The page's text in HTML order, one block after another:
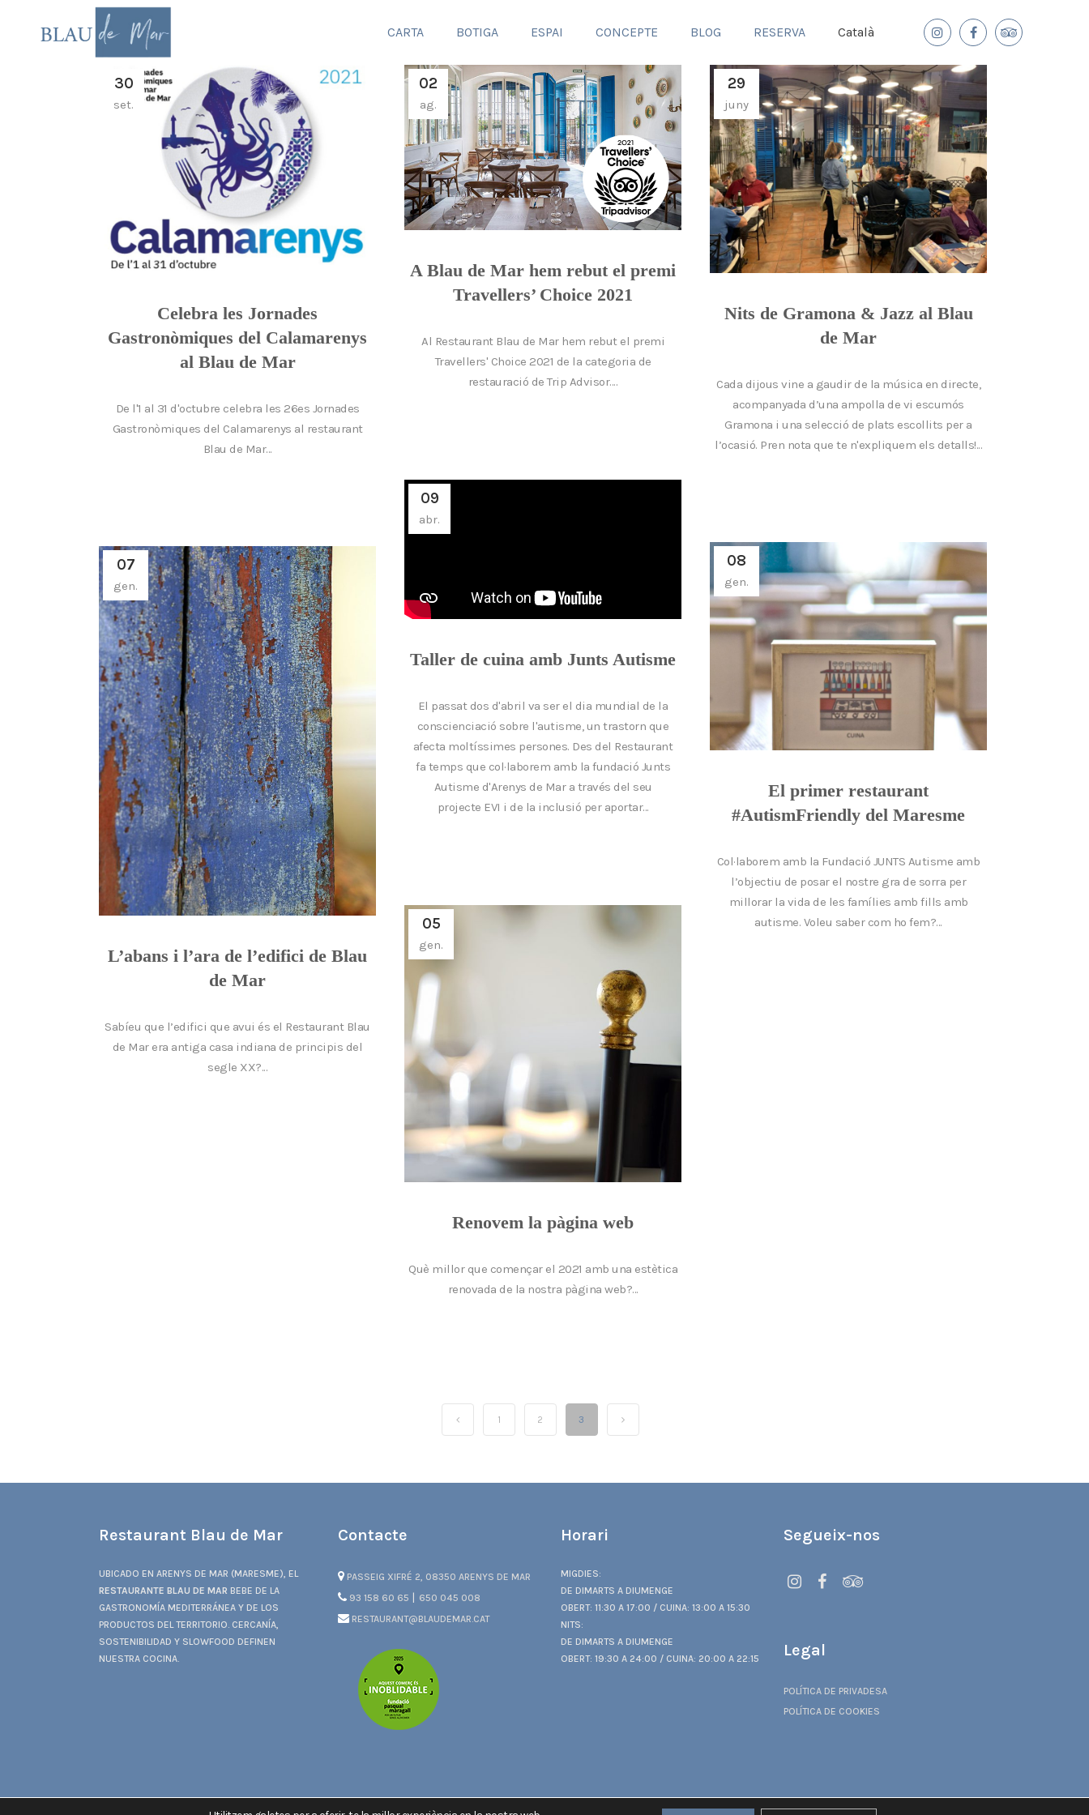
CARTA BOTIGA ESPAI CONCEPTE BLOG RESERVA Català
30
set.
Celebra les Jornades
Gastronòmiques del Calamarenys
al Blau de Mar
De l'1 al 31 d'octubre celebra les 26es Jornades
Gastronòmiques del Calamarenys al restaurant
Blau de Mar...
02
ag.
A Blau de Mar hem rebut el premi
Travellers’ Choice 2021
Al Restaurant Blau de Mar hem rebut el premi
Travellers' Choice 2021 de la categoria de
restauració de Trip Advisor....
29
juny
Nits de Gramona & Jazz al Blau
de Mar
Cada dijous vine a gaudir de la música en directe,
acompanyada d’una ampolla de vi escumós
Gramona i una selecció de plats escollits per a
l’ocasió. Pren nota que te n'expliquem els detalls!...
09
abr.
Taller de cuina amb Junts Autisme
El passat dos d'abril va ser el dia mundial de la
conscienciació sobre l'autisme, un trastorn que
afecta moltíssimes persones. Des del Restaurant
fa temps que col·laborem amb la fundació Junts
Autisme d'Arenys de Mar a través del seu
projecte EVI i de la inclusió per aportar...
08
gen.
El primer restaurant
#AutismFriendly del Maresme
Col·laborem amb la Fundació JUNTS Autisme amb
l’objectiu de posar el nostre gra de sorra per
millorar la vida de les famílies amb fills amb
autisme. Voleu saber com ho fem?...
07
gen.
L’abans i l’ara de l’edifici de Blau
de Mar
Sabíeu que l’edifici que avui és el Restaurant Blau
de Mar era antiga casa indiana de principis del
segle XX?...
05
gen.
Renovem la pàgina web
Què millor que començar el 2021 amb una estètica
renovada de la nostra pàgina web?...
1 2 3
Restaurant Blau de Mar
UBICADO EN ARENYS DE MAR (MARESME), EL
RESTAURANTE BLAU DE MAR BEBE DE LA
GASTRONOMÍA MEDITERRÁNEA Y DE LOS
PRODUCTOS DEL TERRITORIO. CERCANÍA,
SOSTENIBILIDAD Y SLOWFOOD DEFINEN
NUESTRA COCINA.
Contacte
PASSEIG XIFRÉ 2, 08350 ARENYS DE MAR
93 158 60 65 | 650 045 008
RESTAURANT@BLAUDEMAR.CAT
Horari
MIGDIES:
DE DIMARTS A DIUMENGE
OBERT: 11:30 A 17:00 / CUINA: 13:00 A 15:30
NITS:
DE DIMARTS A DIUMENGE
OBERT: 19:30 A 24:00 / CUINA: 20:00 A 22:15
Segueix-nos
Legal
POLÍTICA DE PRIVADESA
POLÍTICA DE COOKIES